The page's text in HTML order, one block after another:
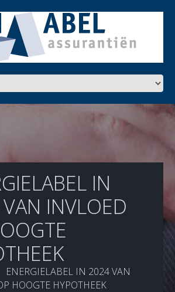
IN
INVLOED
ENERGIELABEL IN 2024 VAN
HOOGTE HYPOTHEEK